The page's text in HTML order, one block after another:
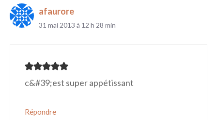
afaurore
31 mai 2013 à 12 h 28 min
c&#39;est super appétissant
Répondre